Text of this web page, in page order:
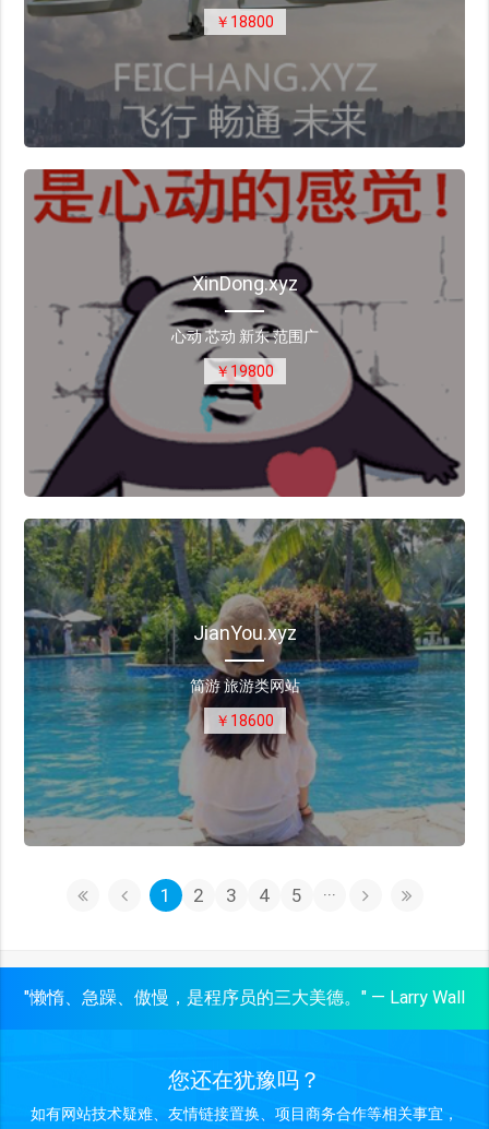
￥18800
XinDong.xyz
心动 芯动 新东 范围广
￥19800
JianYou.xyz
简游 旅游类网站
￥18600
1 2 3 4 5 ···
"懒惰、急躁、傲慢，是程序员的三大美德。" — Larry Wall
您还在犹豫吗？
如有网站技术疑难、友情链接置换、项目商务合作等相关事宜，